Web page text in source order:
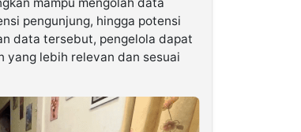
pengunjung, hingga potensi
data tersebut, pengelola dapat
yang lebih relevan dan sesuai